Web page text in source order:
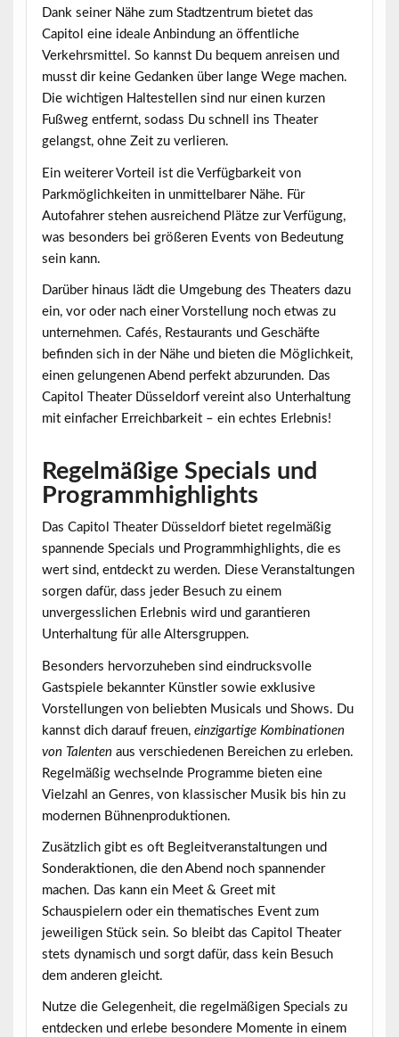
Dank seiner Nähe zum Stadtzentrum bietet das
Capitol eine ideale Anbindung an öffentliche
Verkehrsmittel. So kannst Du bequem anreisen und
musst dir keine Gedanken über lange Wege machen.
Die wichtigen Haltestellen sind nur einen kurzen
Fußweg entfernt, sodass Du schnell ins Theater
gelangst, ohne Zeit zu verlieren.
Ein weiterer Vorteil ist die Verfügbarkeit von
Parkmöglichkeiten in unmittelbarer Nähe. Für
Autofahrer stehen ausreichend Plätze zur Verfügung,
was besonders bei größeren Events von Bedeutung
sein kann.
Darüber hinaus lädt die Umgebung des Theaters dazu
ein, vor oder nach einer Vorstellung noch etwas zu
unternehmen. Cafés, Restaurants und Geschäfte
befinden sich in der Nähe und bieten die Möglichkeit,
einen gelungenen Abend perfekt abzurunden. Das
Capitol Theater Düsseldorf vereint also Unterhaltung
mit einfacher Erreichbarkeit – ein echtes Erlebnis!
Regelmäßige Specials und
Programmhighlights
Das Capitol Theater Düsseldorf bietet regelmäßig
spannende Specials und Programmhighlights, die es
wert sind, entdeckt zu werden. Diese Veranstaltungen
sorgen dafür, dass jeder Besuch zu einem
unvergesslichen Erlebnis wird und garantieren
Unterhaltung für alle Altersgruppen.
Besonders hervorzuheben sind eindrucksvolle
Gastspiele bekannter Künstler sowie exklusive
Vorstellungen von beliebten Musicals und Shows. Du
kannst dich darauf freuen, einzigartige Kombinationen
von Talenten aus verschiedenen Bereichen zu erleben.
Regelmäßig wechselnde Programme bieten eine
Vielzahl an Genres, von klassischer Musik bis hin zu
modernen Bühnenproduktionen.
Zusätzlich gibt es oft Begleitveranstaltungen und
Sonderaktionen, die den Abend noch spannender
machen. Das kann ein Meet & Greet mit
Schauspielern oder ein thematisches Event zum
jeweiligen Stück sein. So bleibt das Capitol Theater
stets dynamisch und sorgt dafür, dass kein Besuch
dem anderen gleicht.
Nutze die Gelegenheit, die regelmäßigen Specials zu
entdecken und erlebe besondere Momente in einem